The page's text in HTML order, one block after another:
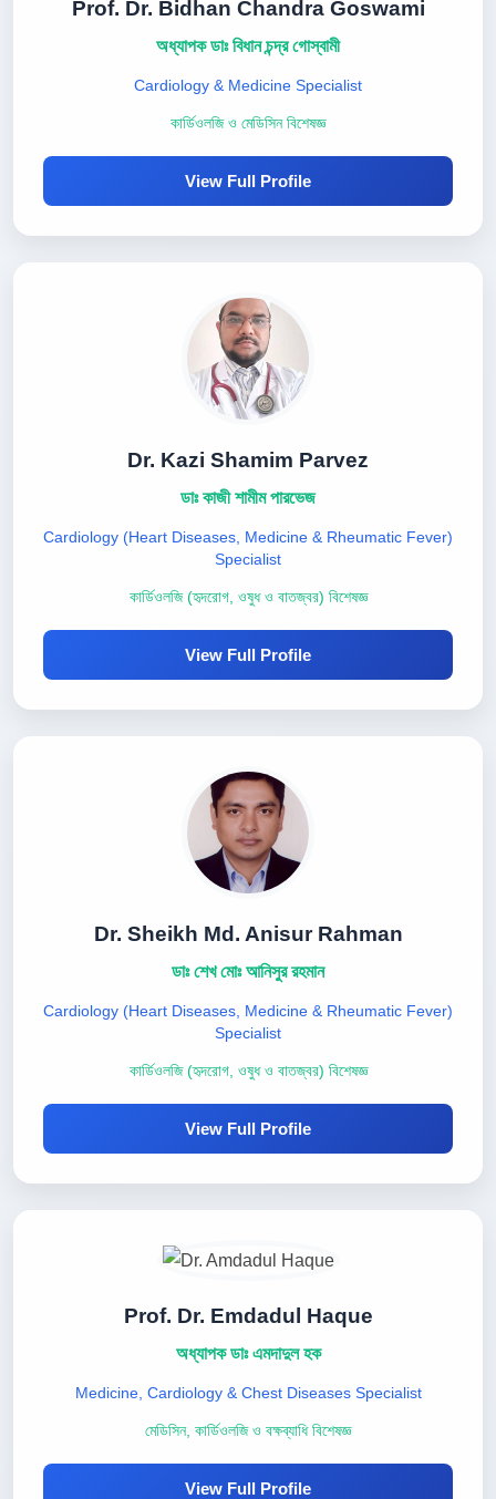
Prof. Dr. Bidhan Chandra Goswami
অধ্যাপক ডাঃ বিধান চন্দ্র গোস্বামী
Cardiology & Medicine Specialist
কার্ডিওলজি ও মেডিসিন বিশেষজ্ঞ
View Full Profile
Dr. Kazi Shamim Parvez
ডাঃ কাজী শামীম পারভেজ
Cardiology (Heart Diseases, Medicine & Rheumatic Fever)
Specialist
কার্ডিওলজি (হৃদরোগ, ওষুধ ও বাতজ্বর) বিশেষজ্ঞ
View Full Profile
Dr. Sheikh Md. Anisur Rahman
ডাঃ শেখ মোঃ আনিসুর রহমান
Cardiology (Heart Diseases, Medicine & Rheumatic Fever)
Specialist
কার্ডিওলজি (হৃদরোগ, ওষুধ ও বাতজ্বর) বিশেষজ্ঞ
View Full Profile
Prof. Dr. Emdadul Haque
অধ্যাপক ডাঃ এমদাদুল হক
Medicine, Cardiology & Chest Diseases Specialist
মেডিসিন, কার্ডিওলজি ও বক্ষব্যাধি বিশেষজ্ঞ
View Full Profile